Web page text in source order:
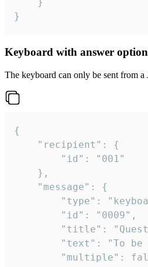
}
Keyboard with answer
The keyboard can only be sent from a
{